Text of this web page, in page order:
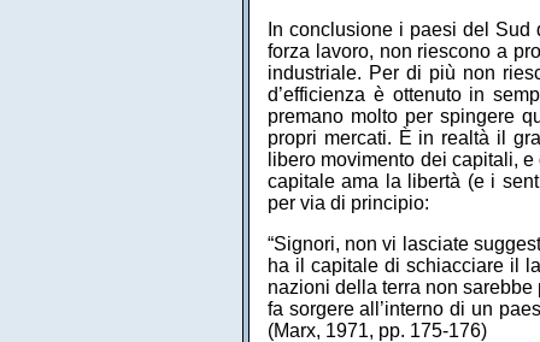
In conclusione i paesi del
forza lavoro, non riescono a
industriale. Per di più non
d’efficienza è ottenuto in
premano molto per spingere
propri mercati. È in realtà il
libero movimento dei capitali,
capitale ama la libertà (e i
per via di principio:
“Signori, non vi lasciate
ha il capitale di schiacciare il
nazioni della terra non
fa sorgere all’interno di un
(Marx, 1971, pp. 175-176)